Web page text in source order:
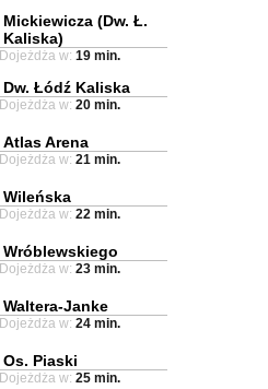
Mickiewicza (Dw. Ł.
Kaliska)
Dojeżdża w: 19 min.
Dw. Łódź Kaliska
Dojeżdża w: 20 min.
Atlas Arena
Dojeżdża w: 21 min.
Wileńska
Dojeżdża w: 22 min.
Wróblewskiego
Dojeżdża w: 23 min.
Waltera-Janke
Dojeżdża w: 24 min.
Os. Piaski
Dojeżdża w: 25 min.